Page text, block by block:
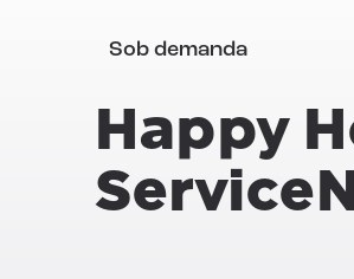
Sob demanda
Happy